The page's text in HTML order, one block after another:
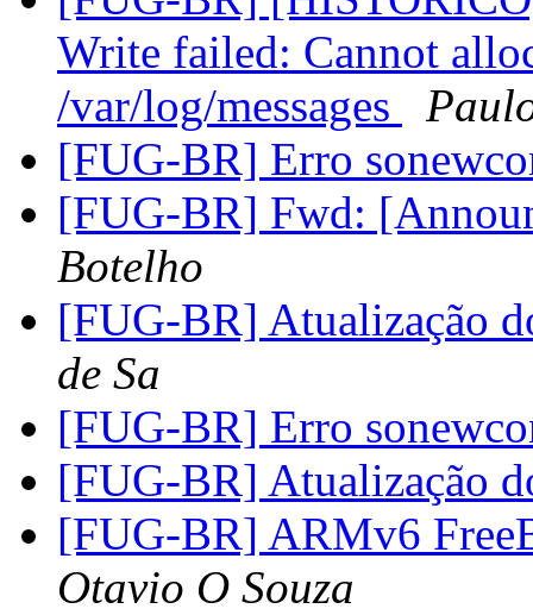
Write failed: Cannot
/var/log/messages
[FUG-BR] Erro
[FUG-BR] Fwd:
Botelho
[FUG-BR] Atualização
de Sa
[FUG-BR] Erro
[FUG-BR] Atualização
[FUG-BR] ARMv6
Otavio O Souza